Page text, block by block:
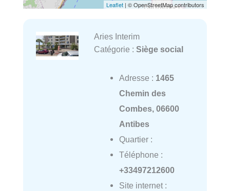
Leaflet | © OpenStreetMap contributors
Aries Interim
Catégorie : Siège social
Adresse : 1465
Chemin des
Combes, 06600
Antibes
Quartier :
Téléphone :
+33497212600
Site internet :